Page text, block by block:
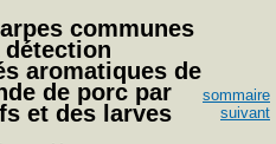
communes
aromatiques de
de porc par
et des larves
sommaire
suivant